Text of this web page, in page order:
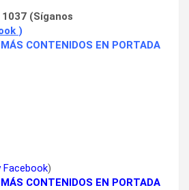
1037 (Síganos
)
CONTENIDOS EN PORTADA
Facebook)
CONTENIDOS EN PORTADA